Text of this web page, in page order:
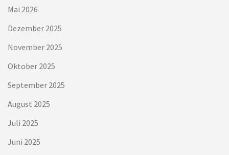
Mai 2026
Dezember 2025
November 2025
Oktober 2025
September 2025
August 2025
Juli 2025
Juni 2025